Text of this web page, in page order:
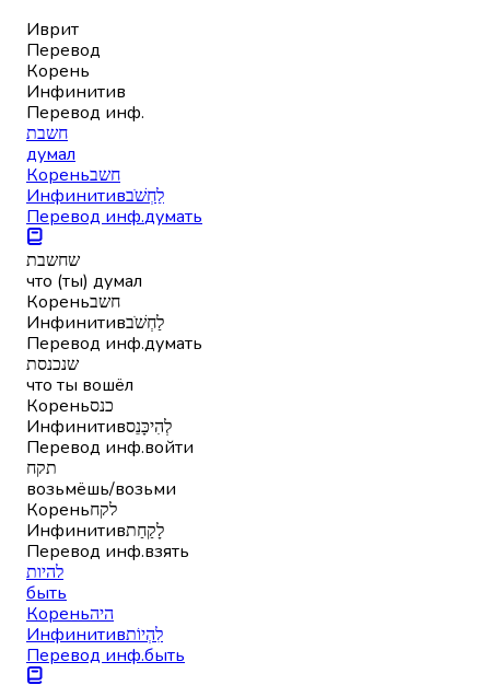
Иврит
Перевод
Корень
Инфинитив
Перевод инф.
חשבת
думал
Кореньחשב
Инфинитивלַחְשֹׁב
Перевод инф.думать
שחשבת
что (ты) думал
Кореньחשב
Инфинитивלַחְשֹׁב
Перевод инф.думать
שנכנסת
что ты вошёл
Кореньכנס
Инфинитивלְהִיכָּנֵס
Перевод инф.войти
תקח
возьмёшь/возьми
Кореньלקח
Инфинитивלָקַחַת
Перевод инф.взять
להיות
быть
Кореньהיה
Инфинитивלִהְיוֹת
Перевод инф.быть